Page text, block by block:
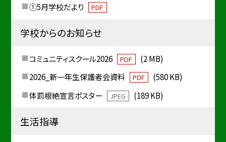
①5月学校だより
PDF
学校からのお知らせ
コミュニティスクール2026 PDF
(2 MB)
2026_新一年生保護者会資料
PDF
(580 KB)
体罰根絶宣言ポスター
JPEG (189 KB)
生活指導